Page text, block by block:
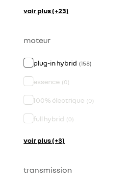
voir plus (+23)
moteur
plug-in hybrid (158)
essence (0)
100% électrique (0)
full hybrid (0)
voir plus (+3)
transmission